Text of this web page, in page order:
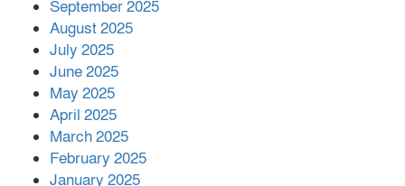
পর ফোন তারেক রহমানের,গ্যাস সঙ্কট
September 2025
August 2025
July 2025
June 2025
May 2025
April 2025
March 2025
February 2025
January 2025